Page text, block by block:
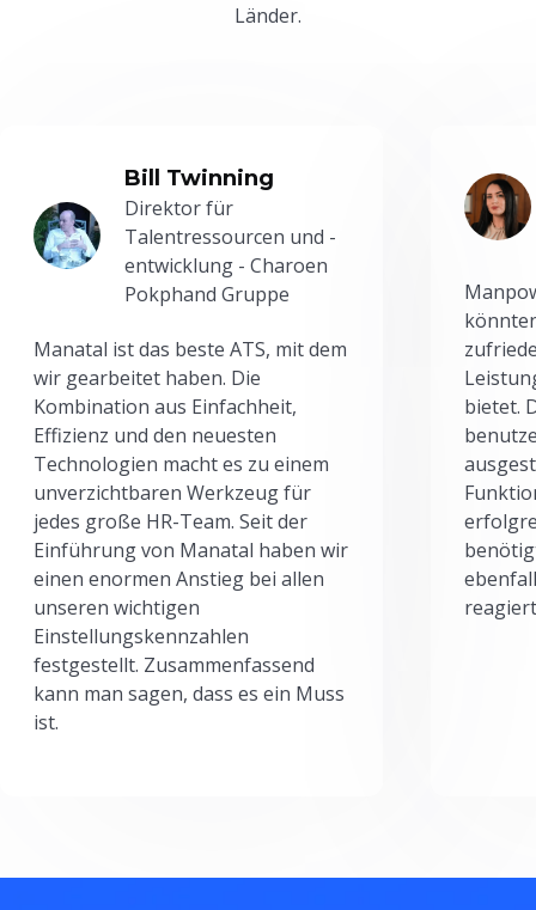
Länder.
Bill Twinning
Direktor für
Talentressourcen und -
entwicklung - Charoen
Pokphand Gruppe
Manatal ist das beste ATS, mit dem
wir gearbeitet haben. Die
Kombination aus Einfachheit,
Effizienz und den neuesten
Technologien macht es zu einem
unverzichtbaren Werkzeug für
jedes große HR-Team. Seit der
Einführung von Manatal haben wir
einen enormen Anstieg bei allen
unseren wichtigen
Einstellungskennzahlen
festgestellt. Zusammenfassend
kann man sagen, dass es ein Muss
ist.
bietet.